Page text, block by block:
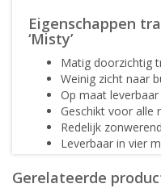
Eigenschappen
‘Misty’
Matig doorzichtig
Weinig zicht naar
Op maat
Geschikt voor alle
Redelijk zonwerend
Leverbaar in vier
Creëert sfeervolle
Gerelateerde